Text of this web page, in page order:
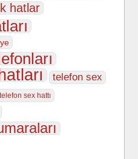
hatlar
telefon sex
telefon sex hattı